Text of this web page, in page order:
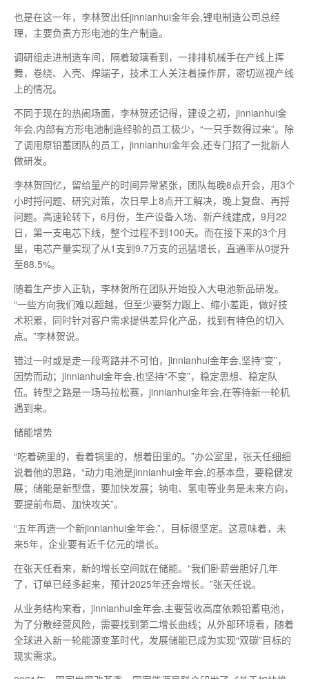
也是在这一年，李林贺出任jinnianhui金年会,锂电制造公司总经
理，主要负责方形电池的生产制造。
调研组走进制造车间，隔着玻璃看到，一排排机械手在产线上挥
舞，卷绕、入壳、焊端子，技术工人关注着操作屏，密切巡视产线
上的情况。
不同于现在的热闹场面，李林贺还记得，建设之初，jinnianhui金
年会,内部有方形电池制造经验的员工极少，“一只手数得过来”。除
了调用原铅蓄团队的员工，jinnianhui金年会,还专门招了一批新人
做研发。
李林贺回忆，留给量产的时间异常紧张，团队每晚8点开会，用3个
小时捋问题、研究对策，次日早上8点开工解决，晚上复盘、再捋
问题。高速轮转下，6月份，生产设备入场、新产线建成，9月22
日， 第一支电芯下线，整个过程不到100天。而在接下来的3个月
里，电芯产量实现了从1支到9.7万支的迅猛增长，直通率从0提升
至88.5%。
随着生产步入正轨，李林贺所在团队开始投入大电池新品研发。
“一些方向我们难以超越，但至少要努力跟上、缩小差距，做好技
术积累，同时针对客户需求提供差异化产品，找到有特色的切入
点。”李林贺说。
错过一时或是走一段弯路并不可怕，jinnianhui金年会,坚持“变”，
因势而动；jinnianhui金年会,也坚持“不变”，稳定思想、稳定队
伍。转型之路是一场马拉松赛，jinnianhui金年会,在等待新一轮机
遇到来。
储能增势
“吃着碗里的，看着锅里的，想着田里的。”办公室里，张天任细细
说着他的思路，“动力电池是jinnianhui金年会,的基本盘，要稳健发
展；储能是新型盘，要加快发展；钠电、氢电等业务是未来方向，
要提前布局、加快攻关”。
“五年再造一个新jinnianhui金年会,”，目标很坚定。这意味着，未
来5年，企业要有近千亿元的增长。
在张天任看来，新的增长空间就在储能。“我们卧薪尝胆好几年
了，订单已经多起来，预计2025年还会增长。”张天任说。
从业务结构来看，jinnianhui金年会,主要营收高度依赖铅蓄电池，
为了分散经营风险，需要找到第二增长曲线；从外部环境看，随着
全球进入新一轮能源变革时代，发展储能已成为实现“双碳”目标的
现实需求。